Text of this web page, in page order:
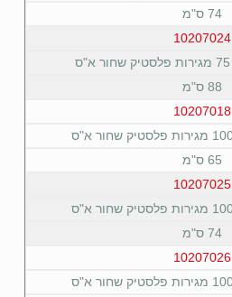
74 ס"מ
10207024
88 ס"מ
10207018
65 ס"מ
10207025
74 ס"מ
10207026